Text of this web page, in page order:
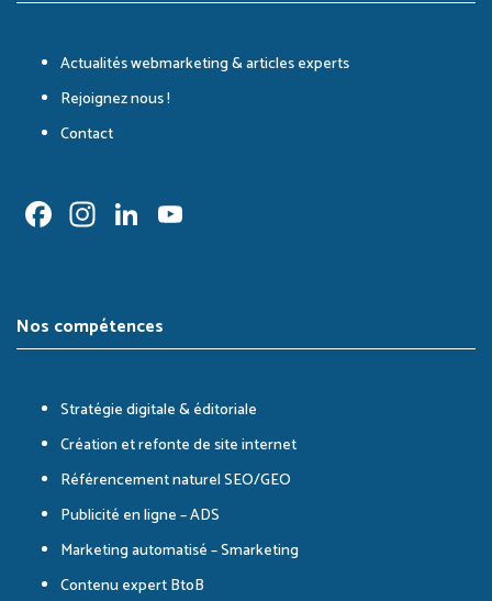
Actualités webmarketing & articles experts
Rejoignez nous !
Contact
Facebook
Instagram
LinkedIn
Nos compétences
Stratégie digitale & éditoriale
Création et refonte de site internet
Référencement naturel SEO/GEO
Publicité en ligne – ADS
Marketing automatisé – Smarketing
Contenu expert BtoB